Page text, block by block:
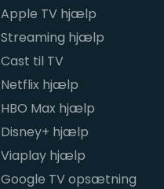
Apple TV hjælp
Streaming hjælp
Cast til TV
Netflix hjælp
HBO Max hjælp
Disney+ hjælp
Viaplay hjælp
Google TV opsætning